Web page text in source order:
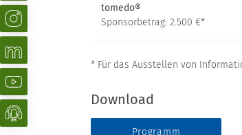
tomedo®
Sponsorbetrag: 2.500 €*
* Für das Ausstellen von
Download
Programm